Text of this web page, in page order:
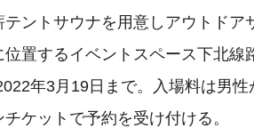
ントサウナを用意しアウトドア
位置するイベントスペース下北
年3月19日まで。入場料は男
ケットで予約を受け付ける。